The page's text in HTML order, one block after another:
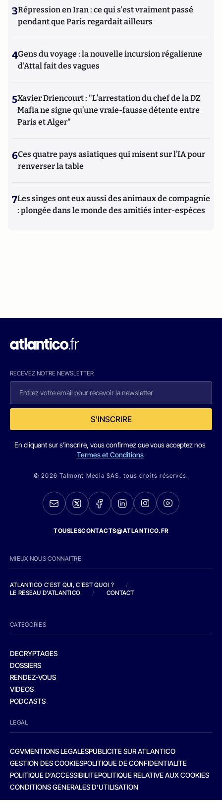
3Répression en Iran : ce qui s'est vraiment passé
pendant que Paris regardait ailleurs
4Gens du voyage : la nouvelle incursion régalienne
d'Attal fait des vagues
5Xavier Driencourt : "L’arrestation du chef de la DZ
Mafia ne signe qu’une vraie-fausse détente entre
Paris et Alger"
6Ces quatre pays asiatiques qui misent sur l’IA pour
renverser la table
7Les singes ont eux aussi des animaux de compagnie
: plongée dans le monde des amitiés inter-espèces
RECEVEZ NOTRE NEWSLETTER
S'INSCRIRE
En cliquant sur s'inscrire, vous confirmez que vous acceptez nos
Termes et Conditions
© 2026 Talmont Media SAS. tous droits réservés.
TOUSLESCONTACTS@ATLANTICO.FR
MIEUX NOUS CONNAITRE
ATLANTICO C'EST QUI, C'EST QUOI ?
/
LE RESEAU D'ATLANTICO
/ CONTACT
CATEGORIES
DECRYPTAGES
DOSSIERS
RENDEZ-VOUS
VIDEOS
PODCASTS
LEGAL
CGVMENTIONS LEGALESPUBLICITE SUR ATLANTICO
GESTION DES COOKIESPOLITIQUE DE CONFIDENTIALITE
POLITIQUE D’ACCESSIBILITEPOLITIQUE RELATIVE AUX COOKIES
CONDITIONS GENERALES D’UTILISATION